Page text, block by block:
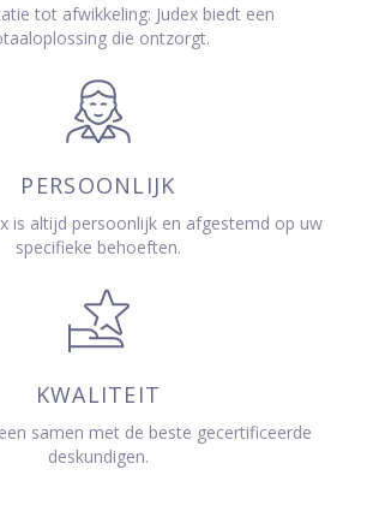
tot afwikkeling: Judex biedt een
die ontzorgt.
PERSOONLIJK
is altijd persoonlijk en afgestemd op uw
specifieke behoeften.
KWALITEIT
samen met de beste gecertificeerde
deskundigen.